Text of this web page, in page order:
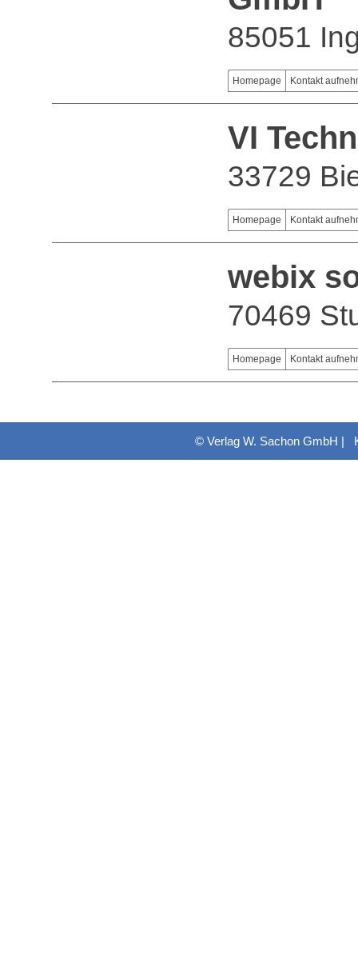
85051
Homepage Kontakt
VI
33729
Homepage Kontakt
webix
70469
Homepage Kontakt
© Verlag W. Sachon GmbH |